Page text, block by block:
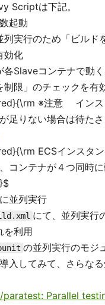
Scriptは下記。
起動
列実行のため「ビルド
効化
各Slaveコンテナで動
制限」のチェックを有
※注意 インス
足りない場合は待た
ECSインスタン
コンテナが４つ同時
並列実行
にて、並列実行
を利用
の並列実行のモジ
入してみて、さらな
paratest: Parallel